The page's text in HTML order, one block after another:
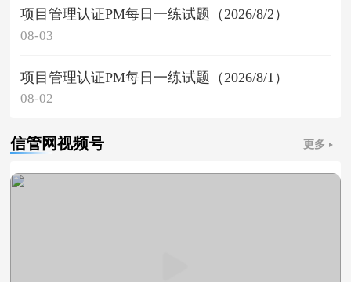
项目管理认证PM每日一练试题（2026/8/2）
08-03
项目管理认证PM每日一练试题（2026/8/1）
08-02
信管网视频号 更多